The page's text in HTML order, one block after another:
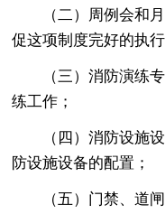
（二）周例会和
促这项制度完好的执行
（三）消防演练
练工作；
（四）消防设施
防设施设备的配置；
（五）门禁、道